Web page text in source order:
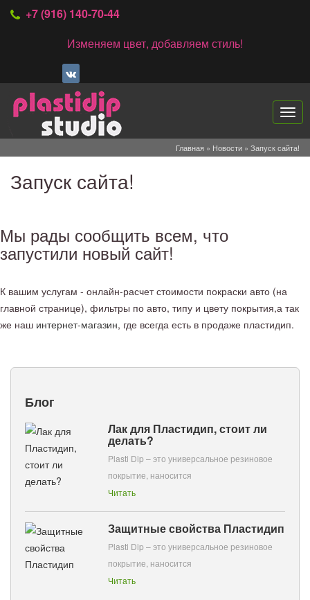
+7 (916) 140-70-44
Изменяем цвет, добавляем стиль!
Главная » Новости » Запуск сайта!
Запуск сайта!
Мы рады сообщить всем, что
запустили новый сайт!
К вашим услугам - онлайн-расчет стоимости покраски авто (на
главной странице), фильтры по авто, типу и цвету покрытия,а так
же наш интернет-магазин, где всегда есть в продаже пластидип.
Блог
Лак для Пластидип, стоит ли
делать?
Plasti Dip – это универсальное резиновое
покрытие, наносится
Читать
Защитные свойства Пластидип
Plasti Dip – это универсальное резиновое
покрытие, наносится
Читать